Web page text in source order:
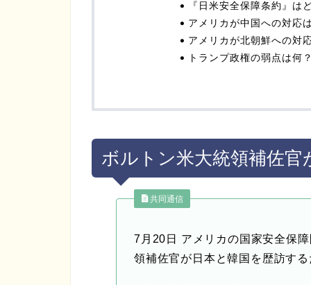
『日米安全保障条約』は
アメリカが中国への対応
アメリカが北朝鮮への対
トランプ政権の弱点は何
ボルトン米大統領補佐
共同通信
7月20日 アメリカの国家安全保
領補佐官が日本と韓国を歴訪す